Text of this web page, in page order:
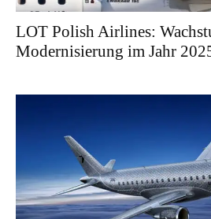
LOT Polish Airlines:
Modernisierung im Jahr